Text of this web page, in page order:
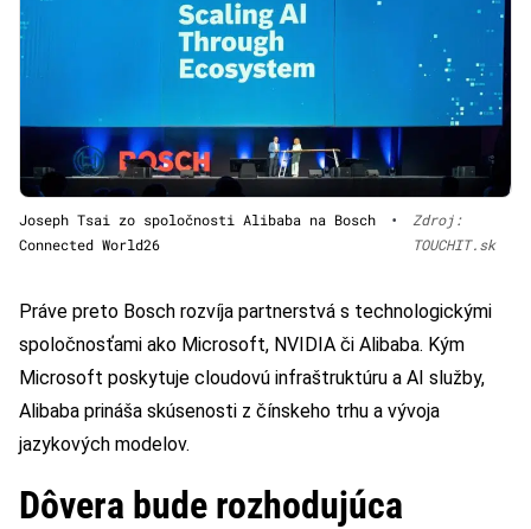
Joseph Tsai zo spoločnosti Alibaba na Bosch
Connected World26
•
Zdroj:
TOUCHIT.sk
Práve preto Bosch rozvíja partnerstvá s technologickými
spoločnosťami ako Microsoft, NVIDIA či Alibaba. Kým
Microsoft poskytuje cloudovú infraštruktúru a AI služby,
Alibaba prináša skúsenosti z čínskeho trhu a vývoja
jazykových modelov.
Dôvera bude rozhodujúca